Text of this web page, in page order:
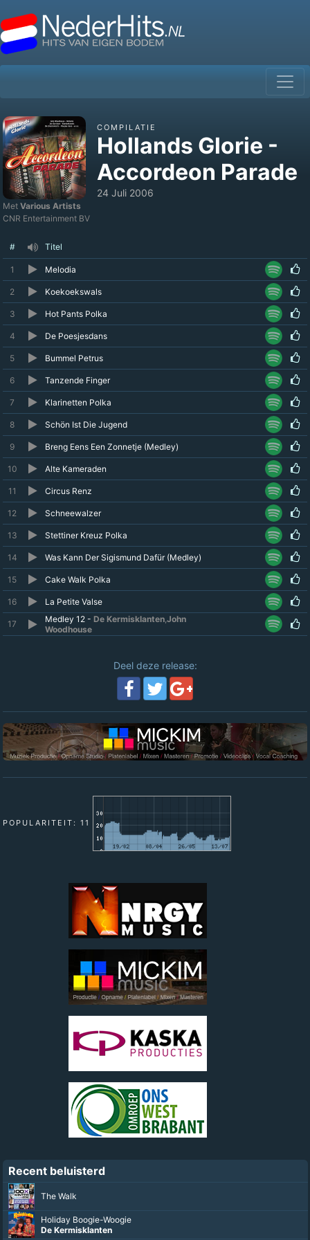
COMPILATIE
Hollands Glorie -
Accordeon Parade
24 Juli 2006
Met Various Artists
CNR Entertainment BV
# Titel
1 Melodia
2 Koekoekswals
3 Hot Pants Polka
4 De Poesjesdans
5 Bummel Petrus
6 Tanzende Finger
7 Klarinetten Polka
8 Schön Ist Die Jugend
9 Breng Eens Een Zonnetje (Medley)
10 Alte Kameraden
11 Circus Renz
12 Schneewalzer
13 Stettiner Kreuz Polka
14 Was Kann Der Sigismund Dafür (Medley)
15 Cake Walk Polka
16 La Petite Valse
17 Medley 12 - De Kermisklanten,John
Woodhouse
Deel deze release:
POPULARITEIT: 11
Recent beluisterd
The Walk
Holiday Boogie-Woogie
De Kermisklanten